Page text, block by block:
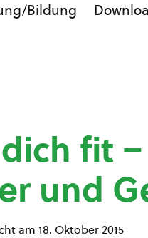
Bildung
fit
und
am 18. Oktober 2015